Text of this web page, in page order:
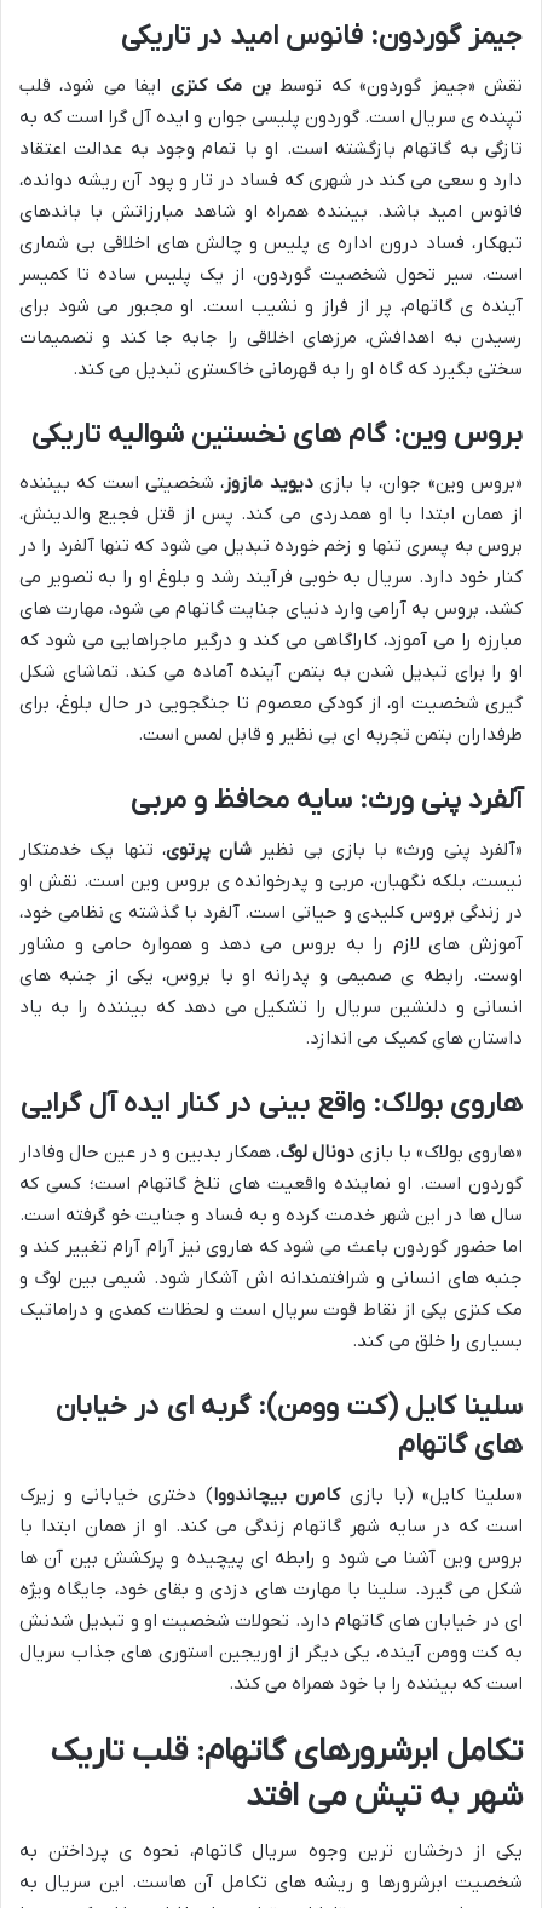
جیمز گوردون: فانوس امید در تاریکی
نقش «جیمز گوردون» که توسطبن مک کنزی ایفا می شود، قلب
تپنده ی سریال است. گوردون پلیسی جوان و ایده آل گرا است که به
تازگی به گاتهام بازگشته است. او با تمام وجود به عدالت اعتقاد
دارد و سعی می کند در شهری که فساد در تار و پود آن ریشه دوانده،
فانوس امید باشد. بیننده همراه او شاهد مبارزاتش با باندهای
تبهکار، فساد درون اداره ی پلیس و چالش های اخلاقی بی شماری
است. سیر تحول شخصیت گوردون، از یک پلیس ساده تا کمیسر
آینده ی گاتهام، پر از فراز و نشیب است. او مجبور می شود برای
رسیدن به اهدافش، مرزهای اخلاقی را جابه جا کند و تصمیمات
سختی بگیرد که گاه او را به قهرمانی خاکستری تبدیل می کند.
بروس وین: گام های نخستین شوالیه تاریکی
«بروس وین» جوان، با بازیدیوید مازوز، شخصیتی است که بیننده
از همان ابتدا با او همدردی می کند. پس از قتل فجیع والدینش،
بروس به پسری تنها و زخم خورده تبدیل می شود که تنها آلفرد را در
کنار خود دارد. سریال به خوبی فرآیند رشد و بلوغ او را به تصویر می
کشد. بروس به آرامی وارد دنیای جنایت گاتهام می شود، مهارت های
مبارزه را می آموزد، کاراگاهی می کند و درگیر ماجراهایی می شود که
او را برای تبدیل شدن به بتمن آینده آماده می کند. تماشای شکل
گیری شخصیت او، از کودکی معصوم تا جنگجویی در حال بلوغ، برای
طرفداران بتمن تجربه ای بی نظیر و قابل لمس است.
آلفرد پنی ورث: سایه محافظ و مربی
«آلفرد پنی ورث» با بازی بی نظیر شان پرتوی، تنها یک خدمتکار
نیست، بلکه نگهبان، مربی و پدرخوانده ی بروس وین است. نقش او
در زندگی بروس کلیدی و حیاتی است. آلفرد با گذشته ی نظامی خود،
آموزش های لازم را به بروس می دهد و همواره حامی و مشاور
اوست. رابطه ی صمیمی و پدرانه او با بروس، یکی از جنبه های
انسانی و دلنشین سریال را تشکیل می دهد که بیننده را به یاد
داستان های کمیک می اندازد.
هاروی بولاک: واقع بینی در کنار ایده آل گرایی
«هاروی بولاک» با بازی دونال لوگ، همکار بدبین و در عین حال وفادار
گوردون است. او نماینده واقعیت های تلخ گاتهام است؛ کسی که
سال ها در این شهر خدمت کرده و به فساد و جنایت خو گرفته است.
اما حضور گوردون باعث می شود که هاروی نیز آرام آرام تغییر کند و
جنبه های انسانی و شرافتمندانه اش آشکار شود. شیمی بین لوگ و
مک کنزی یکی از نقاط قوت سریال است و لحظات کمدی و دراماتیک
بسیاری را خلق می کند.
سلینا کایل (کت وومن): گربه ای در خیابان
های گاتهام
«سلینا کایل» (با بازیکامرن بیچاندووا) دختری خیابانی و زیرک
است که در سایه شهر گاتهام زندگی می کند. او از همان ابتدا با
بروس وین آشنا می شود و رابطه ای پیچیده و پرکشش بین آن ها
شکل می گیرد. سلینا با مهارت های دزدی و بقای خود، جایگاه ویژه
ای در خیابان های گاتهام دارد. تحولات شخصیت او و تبدیل شدنش
به کت وومن آینده، یکی دیگر از اوریجین استوری های جذاب سریال
است که بیننده را با خود همراه می کند.
تکامل ابرشرورهای گاتهام: قلب تاریک
شهر به تپش می افتد
یکی از درخشان ترین وجوه سریال گاتهام، نحوه ی پرداختن به
شخصیت ابرشرورها و ریشه های تکامل آن هاست. این سریال به